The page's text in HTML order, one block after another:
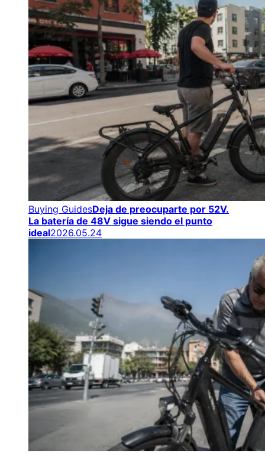
Buying GuidesDeja de preocuparte por 52V.
La batería de 48V sigue siendo el punto
ideal2026.05.24